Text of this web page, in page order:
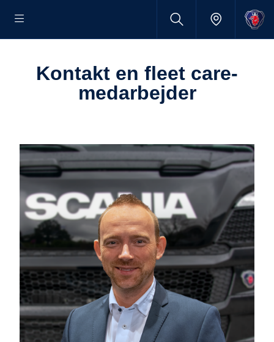
Kontakt en fleet care-
medarbejder